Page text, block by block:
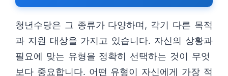
청년수당은 그 종류가 다양하며, 각기 다른 목적
과 지원 대상을 가지고 있습니다. 자신의 상황과
필요에 맞는 유형을 정확히 선택하는 것이 무엇
보다 중요합니다. 어떤 유형이 자신에게 가장 적